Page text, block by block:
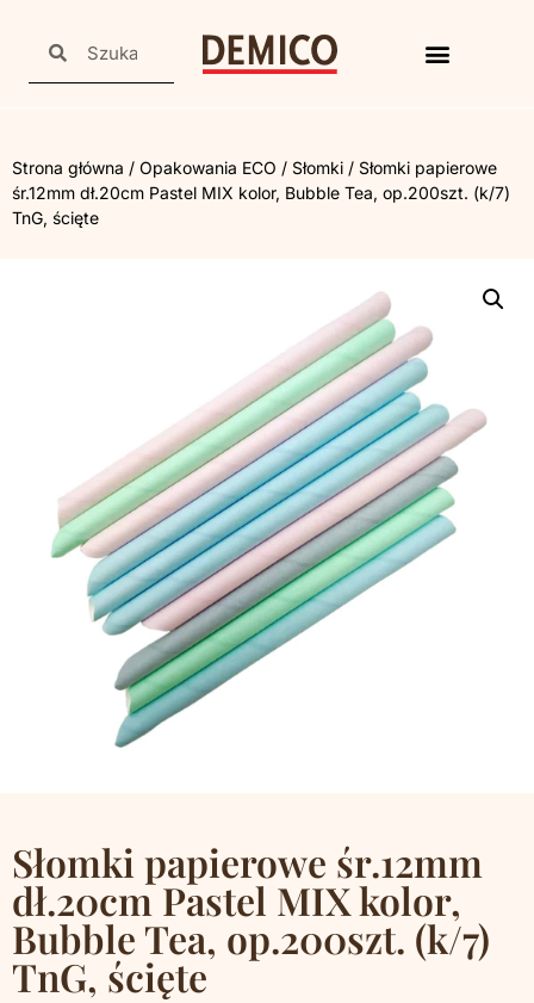
Strona główna / Opakowania ECO / Słomki / Słomki papierowe
śr.12mm dł.20cm Pastel MIX kolor, Bubble Tea, op.200szt. (k/7)
TnG, ścięte
Słomki papierowe śr.12mm
dł.20cm Pastel MIX kolor,
Bubble Tea, op.200szt. (k/7)
TnG, ścięte